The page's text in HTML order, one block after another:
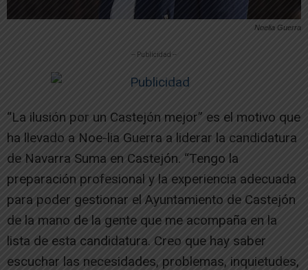
Noelia Guerra
-- Publicidad --
“La ilusión por un Castejón mejor” es el motivo que
ha llevado a Noe-lia Guerra a liderar la candidatura
de Navarra Suma en Castejón. “Tengo la
preparación profesional y la experiencia adecuada
para poder gestionar el Ayuntamiento de Castejón
de la mano de la gente que me acompaña en la
lista de esta candidatura. Creo que hay saber
escuchar las necesidades, problemas, inquietudes,